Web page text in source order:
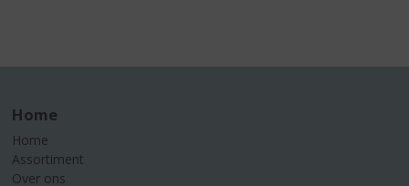
Home
Home
Assortiment
Over ons